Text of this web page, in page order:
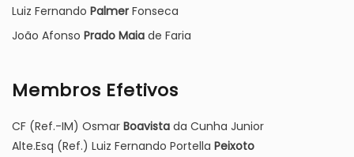
Luiz Fernando Palmer Fonseca
João Afonso Prado Maia de Faria
Membros Efetivos
CF (Ref.-IM) Osmar Boavista da Cunha Junior
Alte.Esq (Ref.) Luiz Fernando Portella Peixoto